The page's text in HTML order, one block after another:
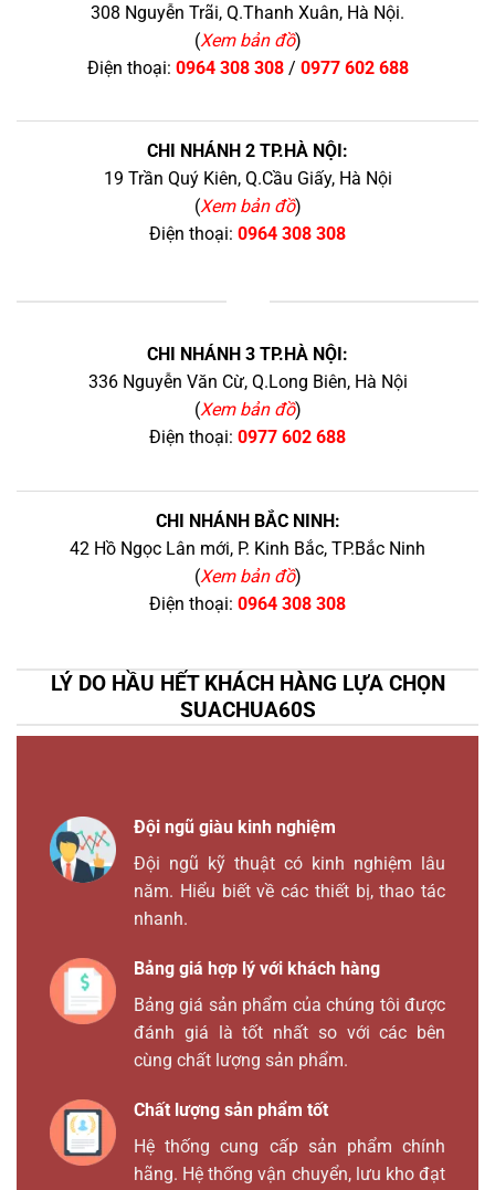
308 Nguyễn Trãi, Q.Thanh Xuân, Hà Nội.
(Xem bản đồ)
Điện thoại: 0964 308 308/ 0977 602 688
CHI NHÁNH 2 TP.HÀ NỘI:
19 Trần Quý Kiên, Q.Cầu Giấy, Hà Nội
(Xem bản đồ)
Điện thoại: 0964 308 308
CHI NHÁNH 3 TP.HÀ NỘI:
336 Nguyễn Văn Cừ, Q.Long Biên, Hà Nội
(Xem bản đồ)
Điện thoại: 0977 602 688
CHI NHÁNH BẮC NINH:
42 Hồ Ngọc Lân mới, P. Kinh Bắc, TP.Bắc Ninh
(Xem bản đồ)
Điện thoại: 0964 308 308
LÝ DO HẦU HẾT KHÁCH HÀNG LỰA CHỌN
SUACHUA60S
Đội ngũ giàu kinh nghiệm
Đội ngũ kỹ thuật có kinh nghiệm lâu
năm. Hiểu biết về các thiết bị, thao tác
nhanh.
Bảng giá hợp lý với khách hàng
Bảng giá sản phẩm của chúng tôi được
đánh giá là tốt nhất so với các bên
cùng chất lượng sản phẩm.
Chất lượng sản phẩm tốt
Hệ thống cung cấp sản phẩm chính
hãng. Hệ thống vận chuyển, lưu kho đạt